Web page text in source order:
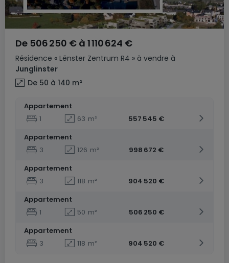
Résidence « Lënster Zentrum R4 » à vendre à
Junglinster
De 506 250 € à 1 110 624 €
De 50 à 140 m²
Appartement
1
63 m²
557 545 €
Appartement
3
126 m²
998 672 €
Appartement
3
118 m²
904 520 €
Appartement
1
50 m²
506 250 €
Appartement
3
118 m² 904 520 €